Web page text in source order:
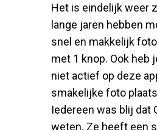
Het is eindelijk weer
lange jaren hebben
snel en makkelijk
met 1 knop. Ook heb
niet actief op deze
smakelijke foto
Iedereen was blij dat
weten. Ze heeft een